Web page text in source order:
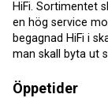
HiFi. Sortimentet
en hög service
begagnad HiFi i
man skall byta ut
Öppetider